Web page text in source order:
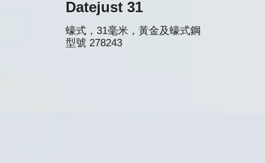
Datejust 31
蠔式，31毫米，黃金及蠔式鋼
型號 278243